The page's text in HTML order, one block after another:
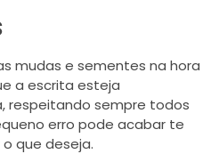
mudas e sementes na hora
a escrita esteja
respeitando sempre todos
erro pode acabar te
que deseja.